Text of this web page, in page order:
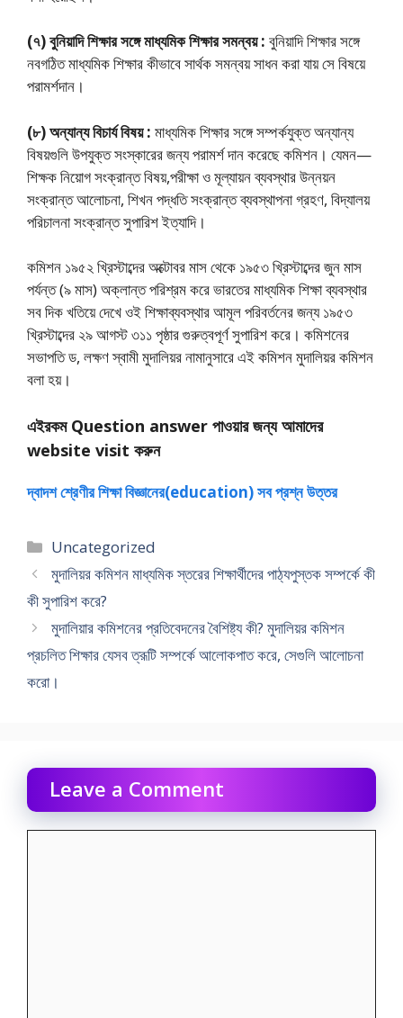
(৭) বুনিয়াদি শিক্ষার সঙ্গে মাধ্যমিক শিক্ষার সমন্বয় : বুনিয়াদি শিক্ষার সঙ্গে
নবগঠিত মাধ্যমিক শিক্ষার কীভাবে সার্থক সমন্বয় সাধন করা যায় সে বিষয়ে
পরামর্শদান।
(৮) অন্যান্য বিচার্য বিষয় : মাধ্যমিক শিক্ষার সঙ্গে সম্পর্কযুক্ত অন্যান্য
বিষয়গুলি উপযুক্ত সংস্কারের জন্য পরামর্শ দান করেছে কমিশন। যেমন—
শিক্ষক নিয়োগ সংক্রান্ত বিষয়,পরীক্ষা ও মূল্যায়ন ব্যবস্থার উন্নয়ন
সংক্রান্ত আলোচনা, শিখন পদ্ধতি সংক্রান্ত ব্যবস্থাপনা গ্রহণ, বিদ্যালয়
পরিচালনা সংক্রান্ত সুপারিশ ইত্যাদি।
কমিশন ১৯৫২ খ্রিস্টাব্দের অক্টোবর মাস থেকে ১৯৫৩ খ্রিস্টাব্দের জুন মাস
পর্যন্ত (৯ মাস) অক্লান্ত পরিশ্রম করে ভারতের মাধ্যমিক শিক্ষা ব্যবস্থার
সব দিক খতিয়ে দেখে ওই শিক্ষাব্যবস্থার আমূল পরিবর্তনের জন্য ১৯৫৩
খ্রিস্টাব্দের ২৯ আগস্ট ৩১১ পৃষ্ঠার গুরুত্বপূর্ণ সুপারিশ করে। কমিশনের
সভাপতি ড, লক্ষণ স্বামী মুদালিয়র নামানুসারে এই কমিশন মুদালিয়র কমিশন
বলা হয়।
এইরকম Question answer পাওয়ার জন্য আমাদের
website visit করুন
দ্বাদশ শ্রেণীর শিক্ষা বিজ্ঞানের(education) সব প্রশ্ন উত্তর
Categories
Uncategorized
মুদালিয়র কমিশন মাধ্যমিক স্তরের শিক্ষার্থীদের পাঠ্যপুস্তক সম্পর্কে কী
কী সুপারিশ করে?
মুদালিয়ার কমিশনের প্রতিবেদনের বৈশিষ্ট্য কী? মুদালিয়র কমিশন
প্রচলিত শিক্ষার যেসব ত্রূটি সম্পর্কে আলােকপাত করে, সেগুলি আলােচনা
করাে।
Leave a Comment